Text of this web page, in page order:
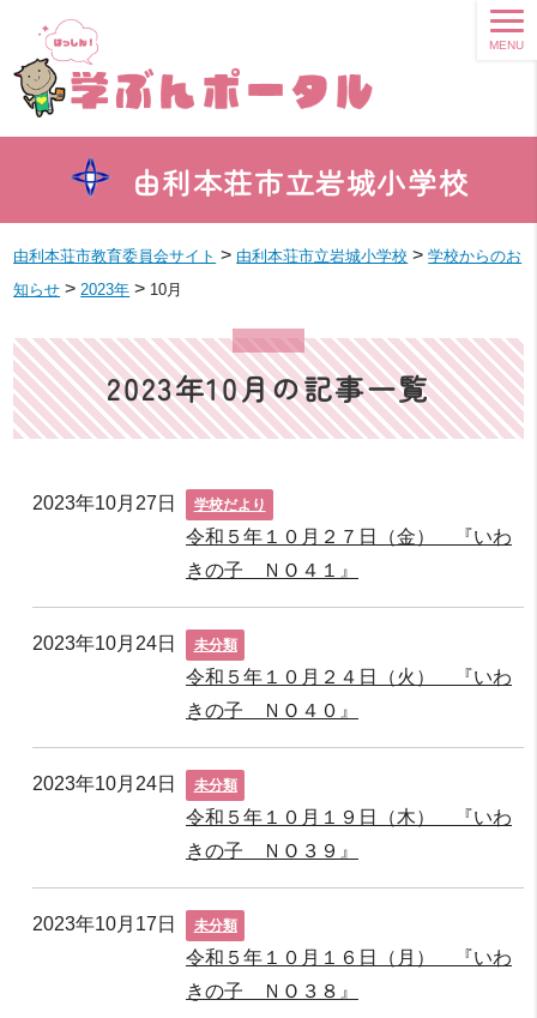
由利本荘市立岩城小学校
MENU
由利本荘市教育委員会サイト > 由利本荘市立岩城小学校 >学校からのお
知らせ > 2023年 > 10月
2023年10月の記事一覧
2023年10月27日 学校だより
令和５年１０月２７日（金） 『いわ
きの子 ＮＯ４１』
2023年10月24日 未分類
令和５年１０月２４日（火） 『いわ
きの子 ＮＯ４０』
2023年10月24日 未分類
令和５年１０月１９日（木） 『いわ
きの子 ＮＯ３９』
2023年10月17日 未分類
令和５年１０月１６日（月） 『いわ
きの子 ＮＯ３８』